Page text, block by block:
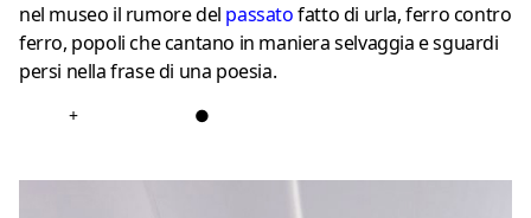
nel museo il rumore del passatofatto di urla, ferro contro
ferro, popoli che cantano in maniera selvaggia e sguardi
persi nella frase di una poesia.
+ ●